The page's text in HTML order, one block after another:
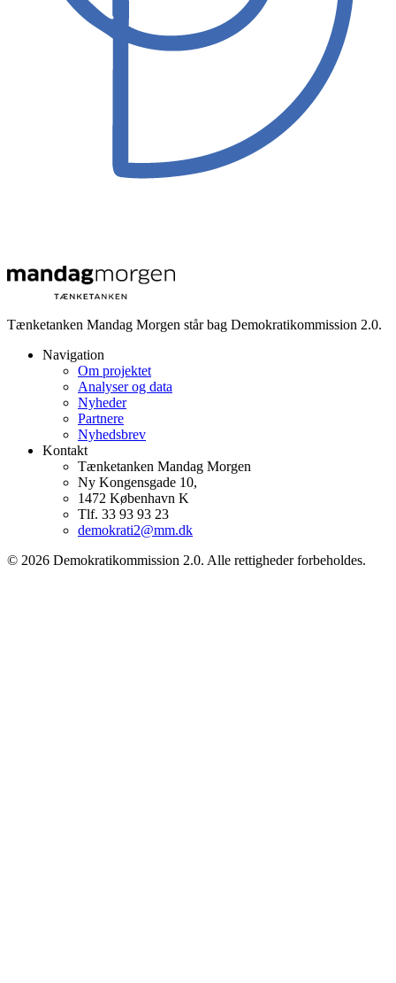
Tænketanken Mandag Morgen står bag Demokratikommission 2.0.
Navigation
Om projektet
Analyser og data
Nyheder
Partnere
Nyhedsbrev
Kontakt
Tænketanken Mandag Morgen
Ny Kongensgade 10,
1472 København K
Tlf. 33 93 93 23
demokrati2@mm.dk
© 2026 Demokratikommission 2.0. Alle rettigheder forbeholdes.